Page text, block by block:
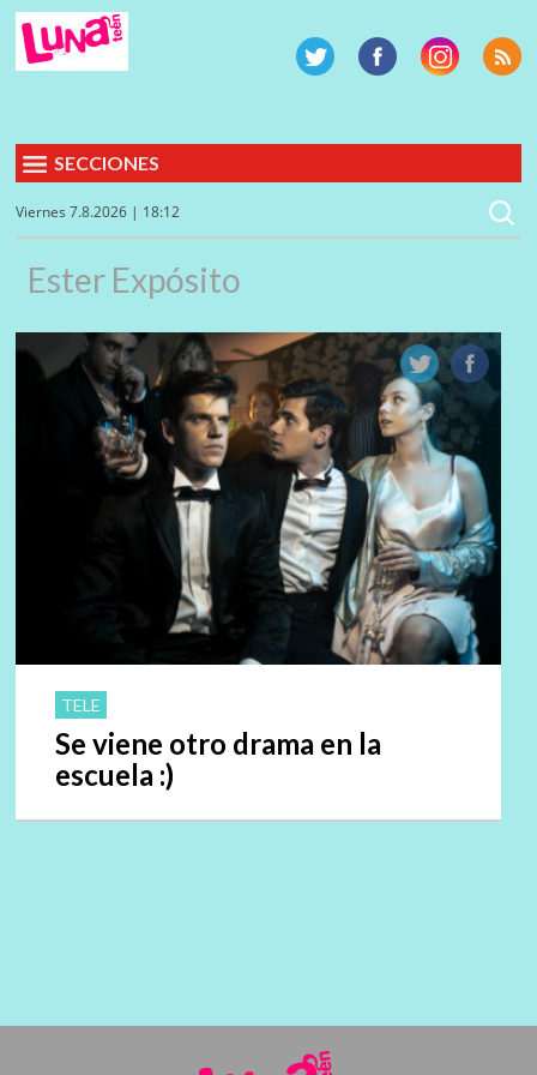
SECCIONES
Viernes 7.8.2026 | 18:12
Ester Expósito
TELE
Se viene otro drama en la
escuela :)